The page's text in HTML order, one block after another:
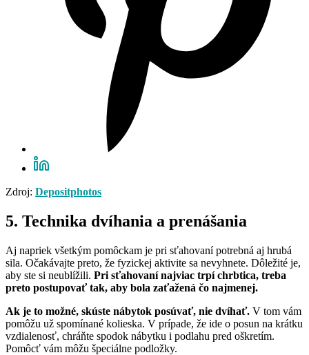
Zdroj: Depositphotos
5. Technika dvíhania a prenášania
Aj napriek všetkým pomôckam je pri sťahovaní potrebná aj hrubá
sila. Očakávajte preto, že fyzickej aktivite sa nevyhnete. Dôležité je,
aby ste si neublížili. Pri sťahovaní najviac trpí chrbtica, treba
preto postupovať tak, aby bola zaťažená čo najmenej.
Ak je to možné, skúste nábytok posúvať, nie dvíhať. V tom vám
pomôžu už spomínané kolieska. V prípade, že ide o posun na krátku
vzdialenosť, chráňte spodok nábytku i podlahu pred oškretím.
Pomôcť vám môžu špeciálne podložky.